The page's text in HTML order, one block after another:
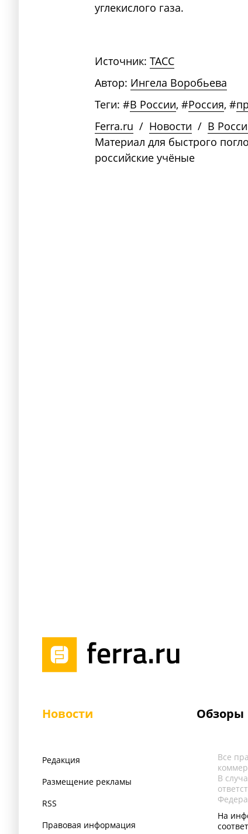
углекислого газа.
Источник: ТАСС
Автор: Ингела Воробьева
Теги: #В России, #Россия, #
Ferra.ru / Новости / В
Материал для быстрого
российские учёные
Новости Обзоры
Редакция
Размещение рекламы
RSS
Правовая информация
Все
В
На